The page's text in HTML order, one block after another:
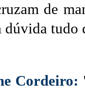
de
dúvida tudo
Cordeiro: